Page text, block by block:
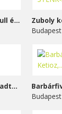
Rózsaszín Pitbull és...
Budapest
Bankrupt szabadtéri...
Budapest